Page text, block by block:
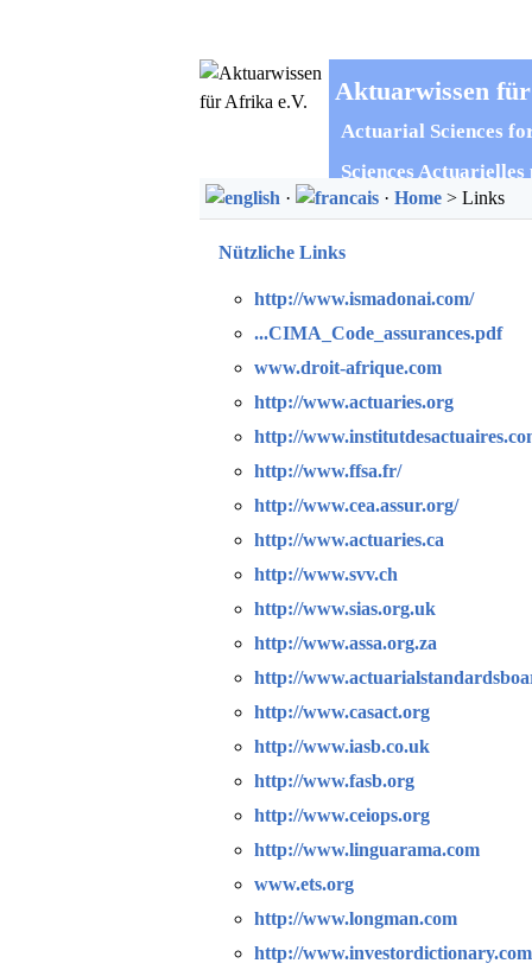
Aktuarwissen
Actuarial Sciences
Sciences
· · Home > Links
Nützliche Links
http://www.ismadonai.com/
...CIMA_Code_assurances.pdf
www.droit-afrique.com
http://www.actuaries.org
http://
http://www.ffsa.fr/
http://www.cea.assur.org/
http://www.actuaries.ca
http://www.svv.ch
http://www.sias.org.uk
http://www.assa.org.za
http://
http://www.casact.org
http://www.iasb.co.uk
http://www.fasb.org
http://www.ceiops.org
http://www.linguarama.com
www.ets.org
http://www.longman.com
http://www.investordictionary.com